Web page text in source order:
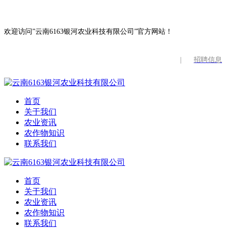
欢迎访问”云南6163银河农业科技有限公司”官方网站！
招聘信息
首页
关于我们
农业资讯
农作物知识
联系我们
首页
关于我们
农业资讯
农作物知识
联系我们